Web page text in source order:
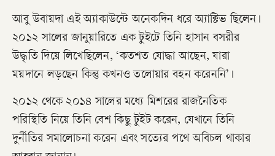
আবু উবায়দা এই অ্যাকাউন্টে অনেকদিন ধরে অ্যাক্টিভ ছিলেন।
২০১২ সালের জানুয়ারিতে এক টুইটে তিনি হাসান বসরীর
উদ্ধৃতি দিয়ে লিখেছিলেন, ‘কতশত যোদ্ধা আছেন, যারা
ময়দানে লড়ছেন কিন্তু কখনও তলোয়ার বহন করেননি’।
২০১২ থেকে ২০১৪ সালের মধ্যে মিশরের রাজনৈতিক
পরিস্থিতি নিয়ে তিনি বেশ কিছু টুইট করেন, যেখানে তিনি
দুর্নীতির সমালোচনা করেন এবং সত্যের পথে অবিচল থাকার